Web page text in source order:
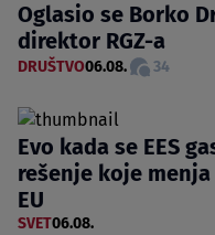
Oglasio se Borko
direktor RGZ-a
DRUŠTVO06.08. 34
Evo kada se EES
rešenje koje
EU
SVET06.08.